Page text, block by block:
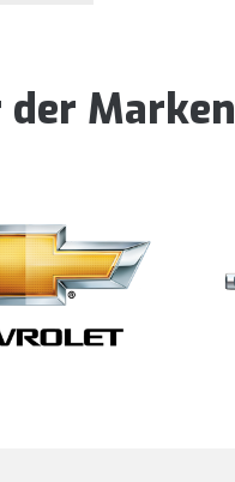
Marken